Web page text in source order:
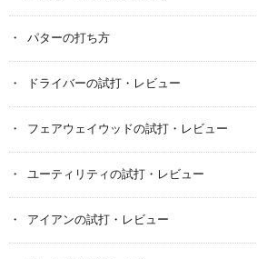
パターの打ち方
ドライバーの試打・レビュー
フェアウェイウッドの試打・レビュー
ユーティリティの試打・レビュー
アイアンの試打・レビュー